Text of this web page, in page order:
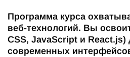
Программа курса
веб-технологий. Вы
CSS, JavaScript и React.js)
современных